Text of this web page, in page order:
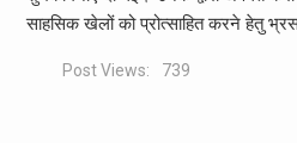
साहसिक खेलों को प्रोत्साहित करने हेतु
Post Views: 739